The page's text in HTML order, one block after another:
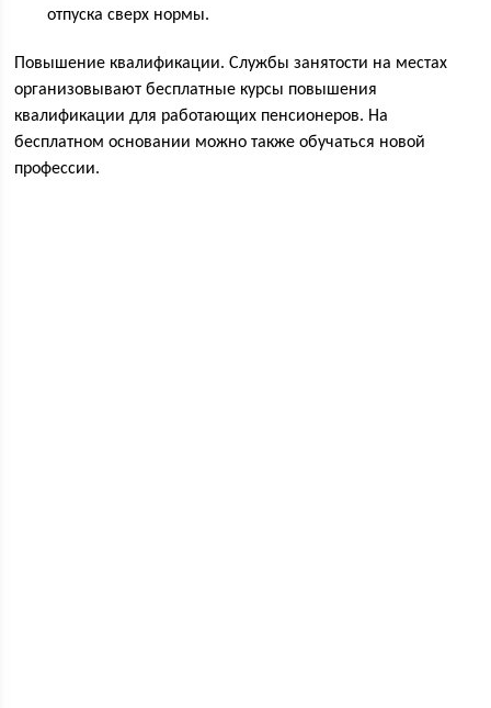
отпуска сверх нормы.
Повышение квалификации. Службы занятости на местах
организовывают бесплатные курсы повышения
квалификации для работающих пенсионеров. На
бесплатном основании можно также обучаться новой
профессии.